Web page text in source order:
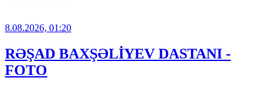
8.08.2026, 01:20
RƏŞAD BAXŞƏLİYEV DASTANI -
FOTO